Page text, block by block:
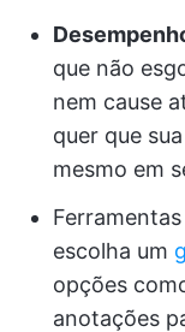
que não
nem cause
quer que
mesmo em
escolha um
opções
anotações